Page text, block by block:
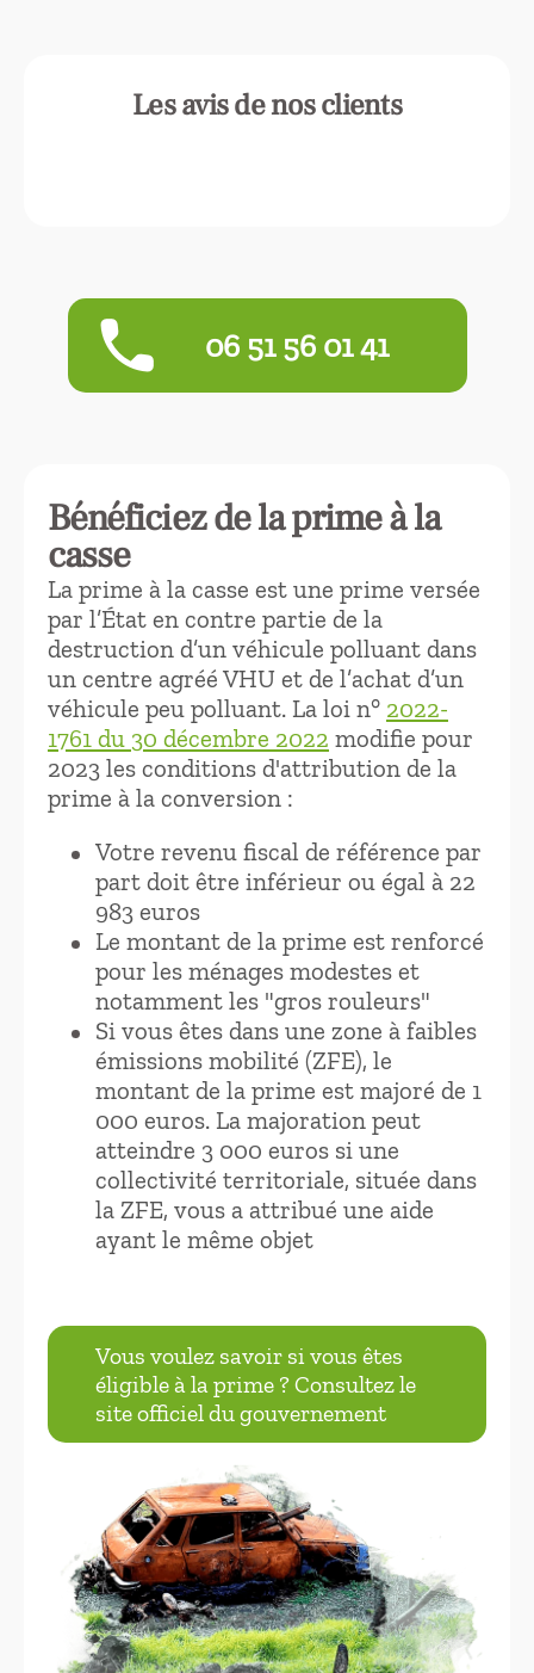
Les avis de nos clients
phone ‭06 51 56 01 41‬
Bénéficiez de la prime à la
casse
La prime à la casse est une prime versée
par l’État en contre partie de la
destruction d’un véhicule polluant dans
un centre agréé VHU et de l’achat d’un
véhicule peu polluant. La loi n° 2022-
1761 du 30 décembre 2022 modifie pour
2023 les conditions d'attribution de la
prime à la conversion :
Votre revenu fiscal de référence par
part doit être inférieur ou égal à 22
983 euros
Le montant de la prime est renforcé
pour les ménages modestes et
notamment les "gros rouleurs"
Si vous êtes dans une zone à faibles
émissions mobilité (ZFE), le
montant de la prime est majoré de 1
000 euros. La majoration peut
atteindre 3 000 euros si une
collectivité territoriale, située dans
la ZFE, vous a attribué une aide
ayant le même objet
Vous voulez savoir si vous êtes
éligible à la prime ? Consultez le
site officiel du gouvernement